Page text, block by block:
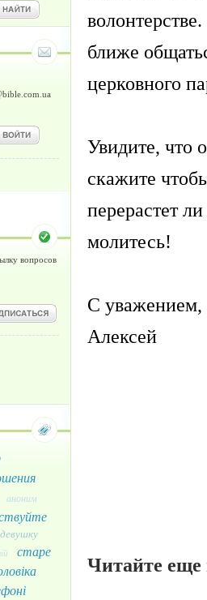
вопросов
аноним
старе
ближе
церковного
Увидите, что
скажите
перерастет
молитесь!
С уважением,
Алексей
Читайте